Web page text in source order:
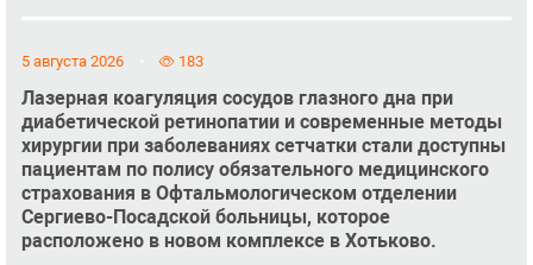
5 августа 2026 183
Лазерная коагуляция сосудов глазного дна при
диабетической ретинопатии и современные методы
хирургии при заболеваниях сетчатки стали доступны
пациентам по полису обязательного медицинского
страхования в Офтальмологическом отделении
Сергиево-Посадской больницы, которое
расположено в новом комплексе в Хотьково.